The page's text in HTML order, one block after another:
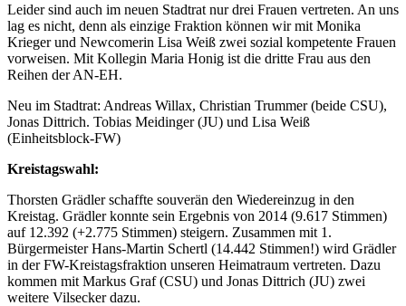
Leider sind auch im neuen Stadtrat nur drei Frauen vertreten. An uns
lag es nicht, denn als einzige Fraktion können wir mit Monika
Krieger und Newcomerin Lisa Weiß zwei sozial kompetente Frauen
vorweisen. Mit Kollegin Maria Honig ist die dritte Frau aus den
Reihen der AN-EH.
Neu im Stadtrat: Andreas Willax, Christian Trummer (beide CSU),
Jonas Dittrich. Tobias Meidinger (JU) und Lisa Weiß
(Einheitsblock-FW)
Kreistagswahl:
Thorsten Grädler schaffte souverän den Wiedereinzug in den
Kreistag. Grädler konnte sein Ergebnis von 2014 (9.617 Stimmen)
auf 12.392 (+2.775 Stimmen) steigern. Zusammen mit 1.
Bürgermeister Hans-Martin Schertl (14.442 Stimmen!) wird Grädler
in der FW-Kreistagsfraktion unseren Heimatraum vertreten. Dazu
kommen mit Markus Graf (CSU) und Jonas Dittrich (JU) zwei
weitere Vilsecker dazu.